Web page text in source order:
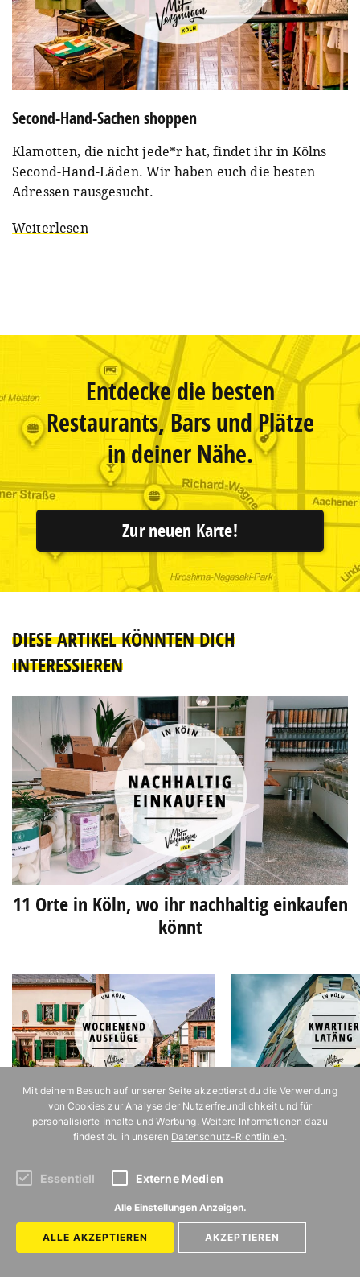
Second-Hand-Sachen shoppen
Klamotten, die nicht jede*r hat, findet ihr in Kölns
Second-Hand-Läden. Wir haben euch die besten
Adressen rausgesucht.
Weiterlesen
Entdecke die besten
Restaurants, Bars und Plätze
in deiner Nähe.
Zur neuen Karte!
DIESE ARTIKEL KÖNNTEN DICH
INTERESSIEREN
11 Orte in Köln, wo ihr nachhaltig einkaufen
könnt
21 schöne Ausflugsziele für euer
Wochenende
21 Dinge, die ihr im
immer machen könnt
Mit deinem Besuch auf unserer Seite akzeptierst du die Verwendung
von Cookies zur Analyse der Nutzerfreundlichkeit und für
personalisierte Inhalte und Werbung. Weitere Informationen dazu
findest du in unseren Datenschutz-Richtlinien.
Essentiell Externe Medien
Alle Einstellungen Anzeigen.
ALLE AKZEPTIEREN AKZEPTIEREN